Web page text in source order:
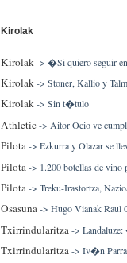
Kirolak
Kirolak-> �Si quiero seguir
Kirolak-> Stoner, Kallio y
Kirolak-> Sin t�tulo
Athletic-> Aitor Ocio ve
Pilota-> Ezkurra y Olazar se
Pilota-> 1.200 botellas de
Pilota-> Treku-Irastortza,
Osasuna-> Hugo Vianak Raul
Txirrindularitza->
Txirrindularitza-> Iv�n Parra